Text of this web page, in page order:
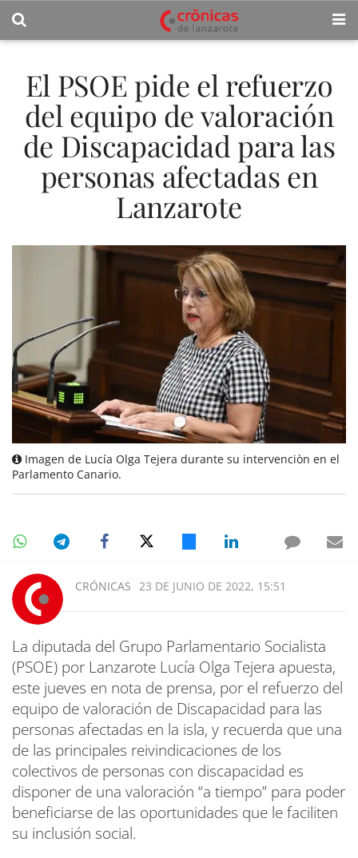
El PSOE pide el refuerzo
del equipo de valoración
de Discapacidad para las
personas afectadas en
Lanzarote
Imagen de Lucía Olga Tejera durante su intervenciòn en el
Parlamento Canario.
CRÓNICAS 23 DE JUNIO DE 2022, 15:51
La diputada del Grupo Parlamentario Socialista
(PSOE) por Lanzarote Lucía Olga Tejera apuesta,
este jueves en nota de prensa, por el refuerzo del
equipo de valoración de Discapacidad para las
personas afectadas en la isla, y recuerda que una
de las principales reivindicaciones de los
colectivos de personas con discapacidad es
disponer de una valoración “a tiempo” para poder
beneficiarse de las oportunidades que le faciliten
su inclusión social.